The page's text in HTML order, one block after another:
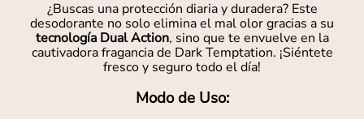
¿Buscas una protección diaria y duradera? Este
desodorante no solo elimina el mal olor gracias a su
tecnología Dual Action, sino que te envuelve en la
cautivadora fragancia de Dark Temptation. ¡Siéntete
fresco y seguro todo el día!
Modo de Uso: